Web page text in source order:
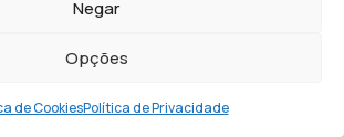
Negar
Opções
de CookiesPolítica de Privacidade